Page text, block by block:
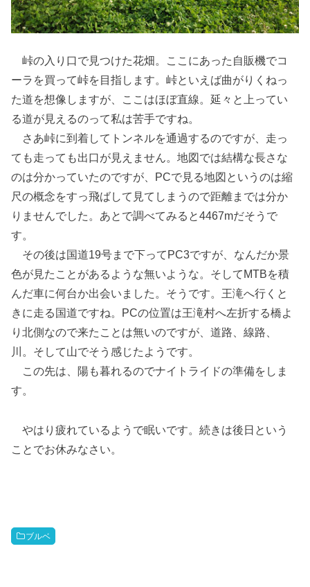
峠の入り口で見つけた花畑。ここにあった自販機でコ
ーラを買って峠を目指します。峠といえば曲がりくねっ
た道を想像しますが、ここはほぼ直線。延々と上ってい
る道が見えるのって私は苦手ですね。
さあ峠に到着してトンネルを通過するのですが、走っ
ても走っても出口が見えません。地図では結構な長さな
のは分かっていたのですが、PCで見る地図というのは縮
尺の概念をすっ飛ばして見てしまうので距離までは分か
りませんでした。あとで調べてみると4467mだそうで
す。
その後は国道19号まで下ってPC3ですが、なんだか景
色が見たことがあるような無いような。そしてMTBを積
んだ車に何台か出会いました。そうです。王滝へ行くと
きに走る国道ですね。PCの位置は王滝村へ左折する橋よ
り北側なので来たことは無いのですが、道路、線路、
川。そして山でそう感じたようです。
この先は、陽も暮れるのでナイトライドの準備をしま
す。
やはり疲れているようで眠いです。続きは後日という
ことでお休みなさい。
ブルベ